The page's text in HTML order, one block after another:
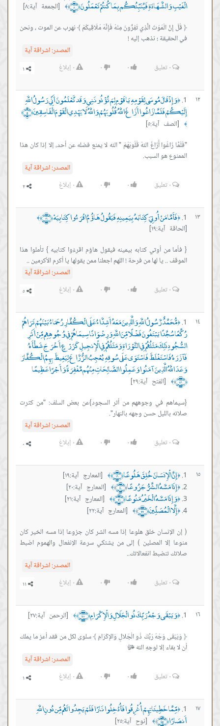
الْغَيْبِ وَالشَّهَادَةِ فَيُنَبِّئُكُم بِمَا كُنتُمْ تَعْمَلُونَ ﴿٨﴾ ﴾
[الجمعة آية:٨]
﴿ قُلْ إِنَّ الْمَوْتَ الَّذِي تَفِرُّونَ مِنْهُ فَإِنَّهُ مُلَاقِيكُمْ ﴾ نهرب عن الموت ، ونحن
في الحقيقة ؛ نذهب إليه !
المصدر:اشراقة آية
٠تعليق ٠ ٠ ٠ إبلاغ
١٢ ﴿وَإِذْ قَالَ مُوسَى لِقَوْمِهِ يَا قَوْمِ لِمَ تُؤْذُونَنِي وَقَد تَّعْلَمُونَ أَنِّي رَسُولُ اللَّهِ
إِلَيْكُمْ فَلَمَّا زَاغُوا أَزَاغَ اللَّهُ قُلُوبَهُمْ وَاللَّهُ لَا يَهْدِي الْقَوْمَ الْفَاسِقِينَ ﴿٥﴾
﴾
[الصف آية:٥]
"فَلَمَّا زَاغُوا أَزَاغَ اللهُ قُلُوبَهُمْ " الله لا يمنع فضله عن أحد، إلا إذا كان هذا
الممنوع هو السبب.
المصدر:اشراقة آية
٠تعليق ٠ ٠ ٠ إبلاغ
١٣ ﴿فَأَمَّا مَنْ أُوتِيَ كِتَابَهُ بِيَمِينِهِ فَيَقُولُ هَاؤُمُ اقْرَءُوا كِتَابِيَهْ ﴿١٩﴾ ﴾
[الحاقة آية:١٩]
{ فأما من أوتي كتابه بيمينه فيقول هاؤم اقرءُوا كتابيه } تأملوا هذا
الموقف .. يا لها من فرحة ! اللهم اجعلنا ممن يقولها يا أكرم الأكرمين ..
المصدر:اشراقة آية
٠تعليق ٠ ٠ ٠ إبلاغ
١٤ ﴿مُّحَمَّدٌ رَّسُولُ اللَّهِ وَالَّذِينَ مَعَهُ أَشِدَّاءُ عَلَى الْكُفَّارِ رُحَمَاءُ بَيْنَهُمْ تَرَاهُمْ
رُكَّعًا سُجَّدًا يَبْتَغُونَ فَضْلًا مِّنَ اللَّهِ وَرِضْوَانًا سِيمَاهُمْ فِي وُجُوهِهِم مِّنْ أَثَرِ
السُّجُودِ ذَلِكَ مَثَلُهُمْ فِي التَّوْرَاةِ وَمَثَلُهُمْ فِي الْإِنجِيلِ كَزَرْعٍ أَخْرَجَ شَطْأَهُ
فَآزَرَهُ فَاسْتَغْلَظَ فَاسْتَوَى عَلَى سُوقِهِ يُعْجِبُ الزُّرَّاعَ لِيَغِيظَ بِهِمُ الْكُفَّارَ
وَعَدَ اللَّهُ الَّذِينَ آمَنُوا وَعَمِلُوا الصَّالِحَاتِ مِنْهُم مَّغْفِرَةً وَأَجْرًا عَظِيمًا
﴿٢٩﴾ ﴾
[الفتح آية:٢٩]
{سيماهم في وجوههم من أثر السجود}عن بعض السلف: "من كثرت
صلاته بالليل حسن وجهه بالنهار".
المصدر:اشراقة آية
٠تعليق ٠ ٠ ٠ إبلاغ
١٥ ﴿إِنَّ الْإِنسَانَ خُلِقَ هَلُوعًا ﴿١٩﴾ ﴾ [المعارج آية:١٩]
﴿إِذَا مَسَّهُ الشَّرُّ جَزُوعًا ﴿٢٠﴾ ﴾ [المعارج آية:٢٠]
﴿وَإِذَا مَسَّهُ الْخَيْرُ مَنُوعًا ﴿٢١﴾ ﴾ [المعارج آية:٢١]
﴿إِلَّا الْمُصَلِّينَ ﴿٢٢﴾ ﴾
[المعارج آية:٢٢]
( إن الإنسان خلق هلوعا إذا مسه الشر كان جزوعا إذا مسه الخير كان
منوعا إلا المصلين ) إلى من يشتكي سرعة الإنفعال والهموم اضبط
صلاتك تنضبط انفعالاتك..
المصدر:اشراقة آية
٠تعليق ٠ ٠ ٠ إبلاغ
١٦ ﴿وَيَبْقَى وَجْهُ رَبِّكَ ذُو الْجَلَالِ وَالْإِكْرَامِ ﴿٢٧﴾ ﴾
[الرحمن آية:٢٧]
﴿ وَيَبْقَى وَجْهُ رَبِّكَ ذُو الْجَلالِ وَالإِكْرَامِ ﴾ سلوى لكل من فقد أعز ما يملك
أن لا بقاء إلا لوجهِ الله ﷻ
المصدر:اشراقة آية
٠تعليق ٠ ٠ ٠ إبلاغ
١٧ ﴿مِّمَّا خَطِيئَاتِهِمْ أُغْرِقُوا فَأُدْخِلُوا نَارًا فَلَمْ يَجِدُوا لَهُم مِّن دُونِ اللَّهِ
أَنصَارًا ﴿٢٥﴾ ﴾
[نوح آية:٢٥]